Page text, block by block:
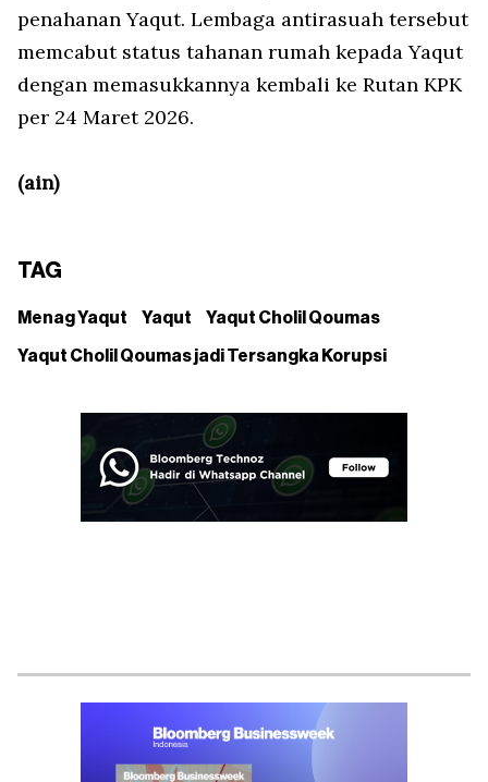
penahanan Yaqut. Lembaga antirasuah tersebut
memcabut status tahanan rumah kepada Yaqut
dengan memasukkannya kembali ke Rutan KPK
per 24 Maret 2026.
(ain)
TAG
Menag Yaqut Yaqut Yaqut Cholil Qoumas
Yaqut Cholil Qoumas jadi Tersangka Korupsi